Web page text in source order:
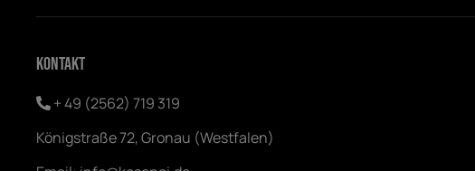
Kontakt
+ 49 (2562) 719 319
Königstraße 72, Gronau (Westfalen)